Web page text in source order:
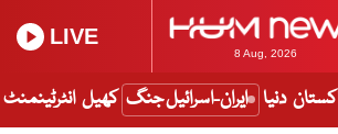
8 Aug, 2026
LIVE
دنیا ایران-اسرائیل جنگ کھیل انٹرٹینمنٹ